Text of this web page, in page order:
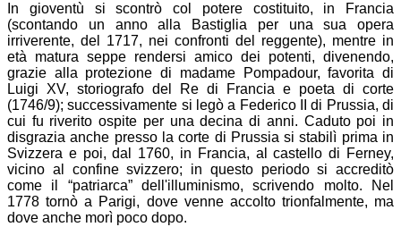
In gioventù si scontrò col potere costituito, in Francia
(scontando un anno alla Bastiglia per una sua opera
irriverente, del 1717, nei confronti del reggente), mentre in
età matura seppe rendersi amico dei potenti, divenendo,
grazie alla protezione di madame Pompadour, favorita di
Luigi XV, storiografo del Re di Francia e poeta di corte
(1746/9); successivamente si legò a Federico II di Prussia, di
cui fu riverito ospite per una decina di anni. Caduto poi in
disgrazia anche presso la corte di Prussia si stabilì prima in
Svizzera e poi, dal 1760, in Francia, al castello di Ferney,
vicino al confine svizzero; in questo periodo si accreditò
come il “patriarca” dell'illuminismo, scrivendo molto. Nel
1778 tornò a Parigi, dove venne accolto trionfalmente, ma
dove anche morì poco dopo.